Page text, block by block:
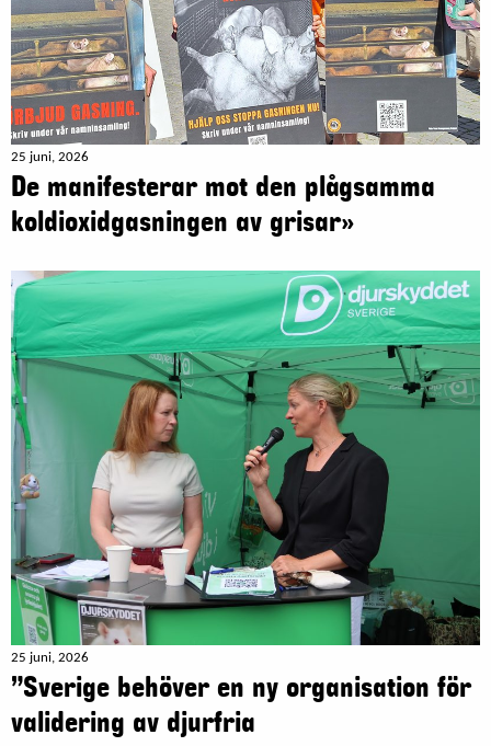
25 juni, 2026
De manifesterar mot den plågsamma
koldioxidgasningen av grisar»
25 juni, 2026
”Sverige behöver en ny organisation för
validering av djurfria